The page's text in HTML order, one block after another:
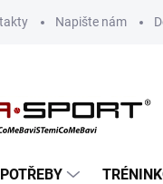
Napište nám